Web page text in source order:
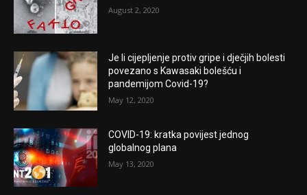
August 2, 2020
Je li cijepljenje protiv gripe i dječjih bolesti
povezano s Kawasaki bolešću i
pandemijom Covid-19?
May 12, 2020
COVID-19: kratka povijest jednog
globalnog plana
May 13, 2020